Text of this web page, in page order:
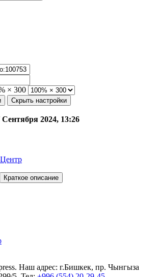
× 300
Скрыть настройки
2024, 13:26
Краткое описание
Наш адрес: г.Бишкек, пр. Чынгыза